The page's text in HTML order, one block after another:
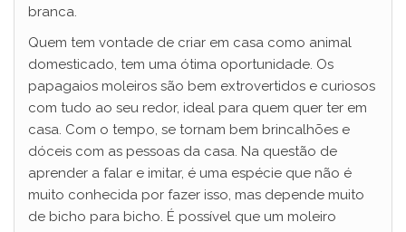
branca.
Quem tem vontade de criar em casa como animal
domesticado, tem uma ótima oportunidade. Os
papagaios moleiros são bem extrovertidos e curiosos
com tudo ao seu redor, ideal para quem quer ter em
casa. Com o tempo, se tornam bem brincalhões e
dóceis com as pessoas da casa. Na questão de
aprender a falar e imitar, é uma espécie que não é
muito conhecida por fazer isso, mas depende muito
de bicho para bicho. É possível que um moleiro